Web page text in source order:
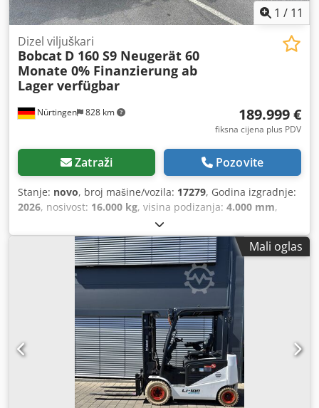
1 / 11
Nürtingen 828 km
Dizel viljuškari
Bobcat D 160 S9 Neugerät 60
Monate 0% Finanzierung ab
Lager verfügbar
189.999 €
fiksna cijena plus PDV
Zatraži Pozovite
Stanje: novo, broj mašine/vozila: 17279, Godina izgradnje:
2026, nosivost: 16.000 kg, visina podizanja: 4.000 mm,
1.480 mm
vrsta goriva:dizel, vrsta jarbola:triplex, građevinska visina:
, duljina vilica:2.400 mm, dimenzija prednje
12.00-20 100%, dimenzija stražnje gume:
, ukupna masa: , Oprema: kabina
Mali oglas